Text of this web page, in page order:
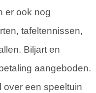
er ook nog
tafeltennissen,
Biljart en
aangeboden.
over een speeltuin